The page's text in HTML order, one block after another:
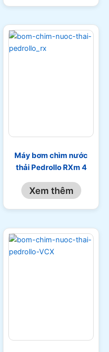
Máy bơm chìm nước
thải Pedrollo RXm 4
Xem thêm